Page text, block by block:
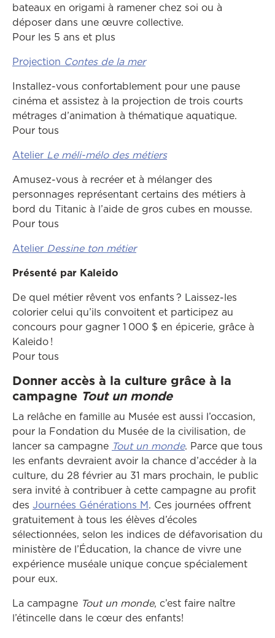
bateaux en origami à ramener chez soi ou à
déposer dans une œuvre collective.
Pour les 5 ans et plus
Projection Contes de la mer
Installez-vous confortablement pour une pause
cinéma et assistez à la projection de trois courts
métrages d’animation à thématique aquatique.
Pour tous
Atelier Le méli-mélo des métiers
Amusez-vous à recréer et à mélanger des
personnages représentant certains des métiers à
bord du Titanic à l’aide de gros cubes en mousse.
Pour tous
Atelier Dessine ton métier
Présenté par Kaleido
De quel métier rêvent vos enfants ? Laissez-les
colorier celui qu’ils convoitent et participez au
concours pour gagner 1 000 $ en épicerie, grâce à
Kaleido !
Pour tous
Donner accès à la culture grâce à la
campagne Tout un monde
La relâche en famille au Musée est aussi l’occasion,
pour la Fondation du Musée de la civilisation, de
lancer sa campagne Tout un monde. Parce que tous
les enfants devraient avoir la chance d’accéder à la
culture, du 28 février au 31 mars prochain, le public
sera invité à contribuer à cette campagne au profit
des Journées Générations M. Ces journées offrent
gratuitement à tous les élèves d’écoles
sélectionnées, selon les indices de défavorisation du
ministère de l’Éducation, la chance de vivre une
expérience muséale unique conçue spécialement
pour eux.
La campagne Tout un monde, c’est faire naître
l’étincelle dans le cœur des enfants!